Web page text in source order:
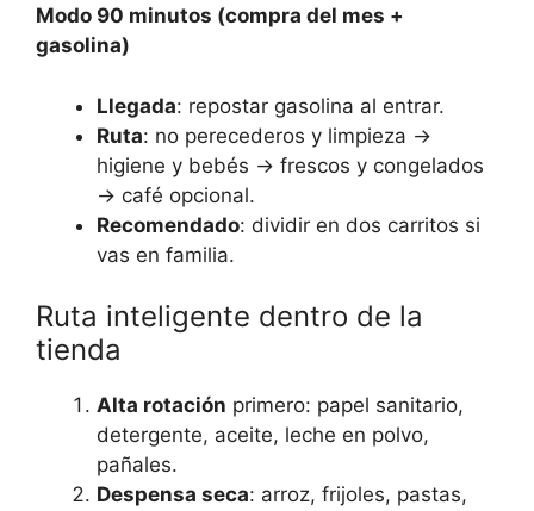
Modo 90 minutos (compra del mes +
gasolina)
Llegada: repostar gasolina al entrar.
Ruta: no perecederos y limpieza →
higiene y bebés → frescos y congelados
→ café opcional.
Recomendado: dividir en dos carritos si
vas en familia.
Ruta inteligente dentro de la
tienda
Alta rotación primero: papel sanitario,
detergente, aceite, leche en polvo,
pañales.
Despensa seca: arroz, frijoles, pastas,